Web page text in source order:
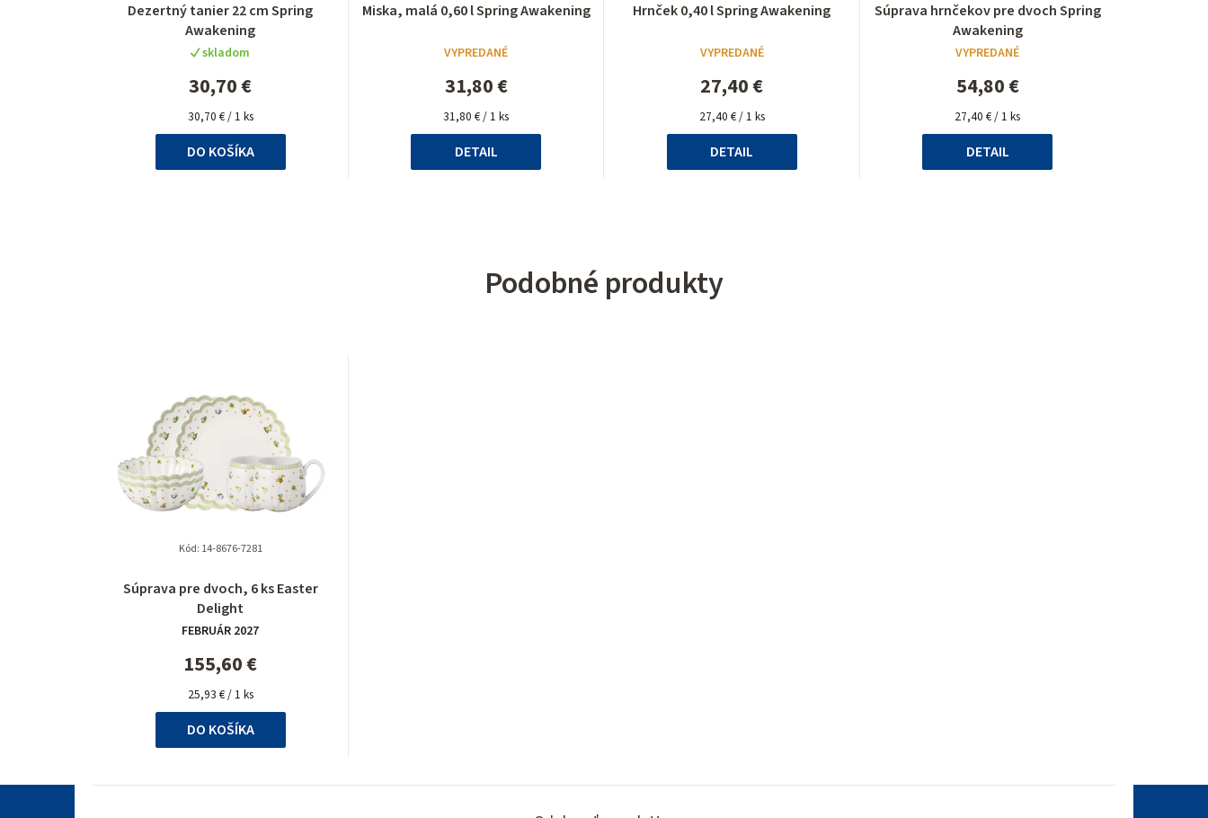
Dezertný tanier 22 cm Spring
Awakening
hodnotenie
produktu
je
4,5
z
5
hviezdičiek.
skladom
30,70 €
Jednotková
cena:
30,70 € / 1 ks
DO KOŠÍKA
Miska, malá 0,60 l Spring Awakening
hodnotenie
je
5,0
z
5
hviezdičiek.
VYPREDANÉ
31,80 €
Jednotková
cena:
31,80 € / 1 ks
DETAIL
Hrnček 0,40 l Spring Awakening
hodnotenie
je
5,0
z
5
hviezdičiek.
VYPREDANÉ
27,40 €
Jednotková
cena:
27,40 € / 1 ks
DETAIL
Súprava hrnčekov pre dvoch Spring
Awakening
hodnotenie
produktu
je
5,0
z
5
hviezdičiek.
VYPREDANÉ
54,80 €
Jednotková
cena:
27,40 € / 1 ks
DETAIL
Podobné produkty
Súprava pre dvoch, 6 ks Easter
Delight
hodnotenie
produktu
je
5,0
z
5
hviezdičiek.
FEBRUÁR 2027
155,60 €
Jednotková
cena:
25,93 € / 1 ks
DO KOŠÍKA
Kód: 14-8676-7281